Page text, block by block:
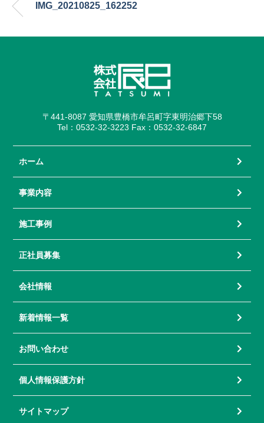
IMG_20210825_162252
〒441-8087 愛知県豊橋市牟呂町字東明治郷下58
Tel：0532-32-3223 Fax：0532-32-6847
ホーム
事業内容
施工事例
正社員募集
会社情報
新着情報一覧
お問い合わせ
個人情報保護方針
サイトマップ